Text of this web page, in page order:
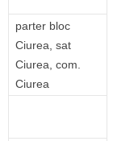
parter bloc
Ciurea, sat
Ciurea, com.
Ciurea